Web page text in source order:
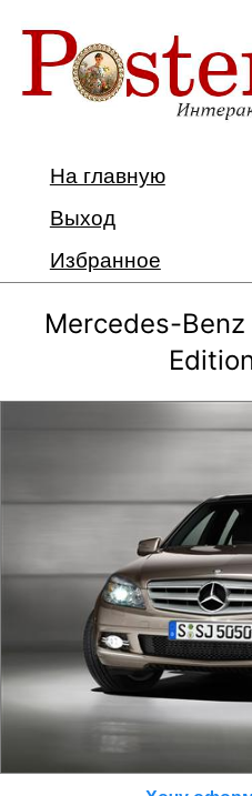
На главную
Выход
Избранное
Mercedes-